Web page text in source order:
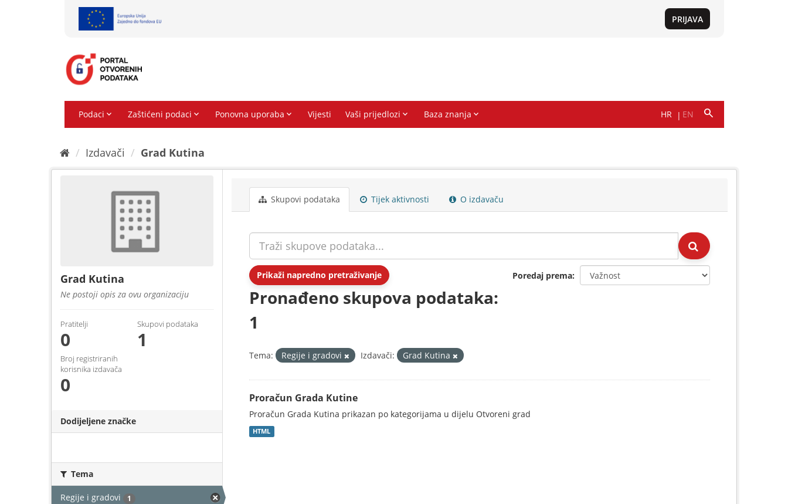
Izdavači Grad Kutina
Grad Kutina
Ne postoji opis za ovu organizaciju
Pratitelji
0
Skupovi podаtаkа
1
Broj registriranih
korisnika izdavača
0
Dodijeljene značke
Tema
Regije i gradovi 1
Skupovi podаtаkа Tijek aktivnosti O izdavaču
Prikaži napredno pretraživanje Poredaj prema
Pronađeno skupova podataka:
1
Tema: Regije i gradovi Izdavači: Grad Kutina
Proračun Grada Kutine
Proračun Grada Kutina prikazan po kategorijama u dijelu Otvoreni grad
HTML